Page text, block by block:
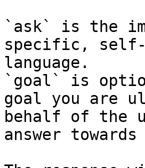
`ask` is the
specific, self-
language.
`goal` is
goal you are
behalf of the
answer